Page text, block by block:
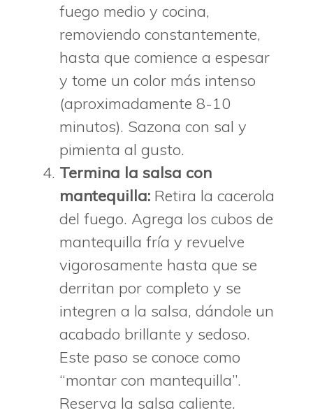
fuego medio y cocina,
removiendo constantemente,
hasta que comience a espesar
y tome un color más intenso
(aproximadamente 8-10
minutos). Sazona con sal y
pimienta al gusto.
Termina la salsa con
mantequilla: Retira la cacerola
del fuego. Agrega los cubos de
mantequilla fría y revuelve
vigorosamente hasta que se
derritan por completo y se
integren a la salsa, dándole un
acabado brillante y sedoso.
Este paso se conoce como
“montar con mantequilla”.
Reserva la salsa caliente.